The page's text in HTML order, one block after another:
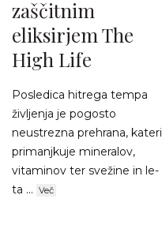
zaščitnim
eliksirjem The
High Life
Posledica hitrega tempa
življenja je pogosto
neustrezna prehrana, kateri
primanjkuje mineralov,
vitaminov ter svežine in le-
ta ... Več